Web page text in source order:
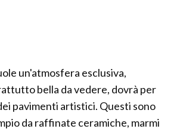
un'atmosfera esclusiva,
bella da vedere, dovrà per
pavimenti artistici. Questi sono
da raffinate ceramiche, marmi